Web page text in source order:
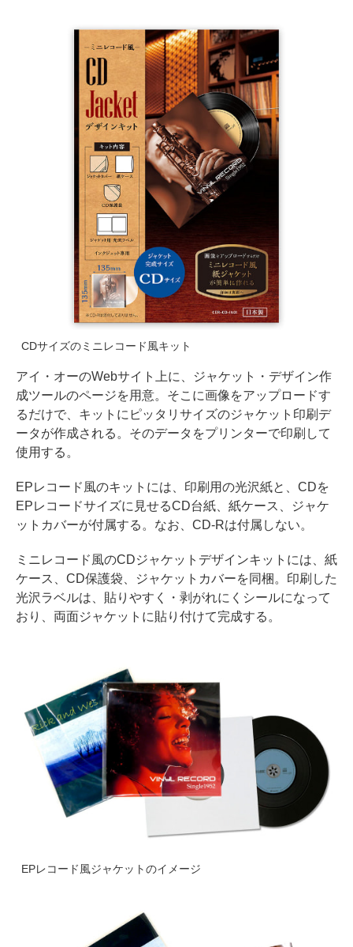
CDサイズのミニレコード風キット
アイ・オーのWebサイト上に、ジャケット・デザイン作
成ツールのページを用意。そこに画像をアップロードす
るだけで、キットにピッタリサイズのジャケット印刷デ
ータが作成される。そのデータをプリンターで印刷して
使用する。
EPレコード風のキットには、印刷用の光沢紙と、CDを
EPレコードサイズに見せるCD台紙、紙ケース、ジャケ
ットカバーが付属する。なお、CD-Rは付属しない。
ミニレコード風のCDジャケットデザインキットには、紙
ケース、CD保護袋、ジャケットカバーを同梱。印刷した
光沢ラベルは、貼りやすく・剥がれにくシールになって
おり、両面ジャケットに貼り付けて完成する。
EPレコード風ジャケットのイメージ